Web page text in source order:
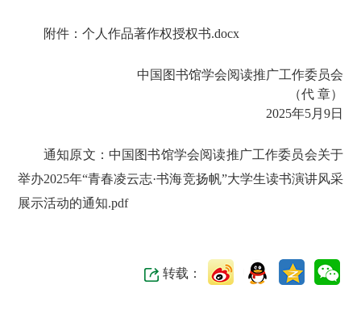
附件： 个人作品著作权授权书.docx
中国图书馆学会阅读推广工作委员会
（代 章）
2025年5月9日
通知原文： 中国图书馆学会阅读推广工作委员会关于
举办2025年“青春凌云志·书海竞扬帆”大学生读书演讲风采
展示活动的通知.pdf
转载：